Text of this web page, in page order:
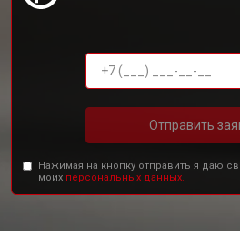
Отправить
Нажимая на кнопку отправить я даю
моих персональных данных.